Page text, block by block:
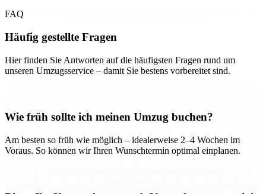
FAQ
Häufig gestellte Fragen
Hier finden Sie Antworten auf die häufigsten Fragen rund um
unseren Umzugsservice – damit Sie bestens vorbereitet sind.
Wie früh sollte ich meinen Umzug buchen?
Am besten so früh wie möglich – idealerweise 2–4 Wochen im
Voraus. So können wir Ihren Wunschtermin optimal einplanen.